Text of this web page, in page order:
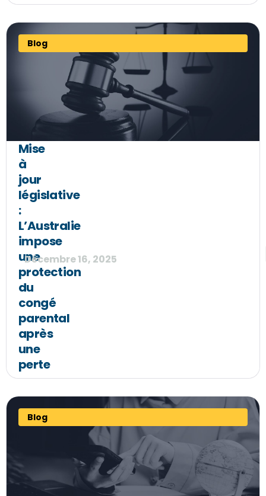
Blog
Mise
à
jour
législative
:
L’Australie
impose
une
protection
du
congé
parental
après
une
perte
Décembre 16, 2025
Blog